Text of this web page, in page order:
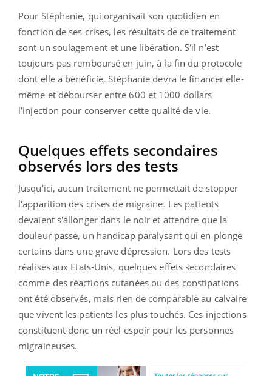
Pour Stéphanie, qui organisait son quotidien en
fonction de ses crises, les résultats de ce traitement
sont un soulagement et une libération. S'il n'est
toujours pas remboursé en juin, à la fin du protocole
dont elle a bénéficié, Stéphanie devra le financer elle-
même et débourser entre 600 et 1000 dollars
l'injection pour conserver cette qualité de vie.
Quelques effets secondaires
observés lors des tests
Jusqu'ici, aucun traitement ne permettait de stopper
l'apparition des crises de migraine. Les patients
devaient s'allonger dans le noir et attendre que la
douleur passe, un handicap paralysant qui en plonge
certains dans une grave dépression. Lors des tests
réalisés aux Etats-Unis, quelques effets secondaires
comme des réactions cutanées ou des constipations
ont été observés, mais rien de comparable au calvaire
que vivent les patients les plus touchés. Ces injections
constituent donc un réel espoir pour les personnes
migraineuses.